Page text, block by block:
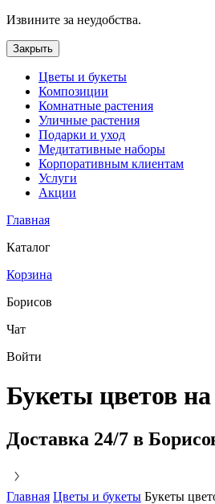
Извините за неудобства.
Закрыть
Цветы и букеты
Композиции
Комнатные растения
Уличные растения
Подарки и уход
Медитативные наборы
Корпоративным клиентам
Услуги
Акции
Главная
Каталог
Корзина
Борисов
Чат
Войти
Букеты цветов
Доставка 24/7 в
Главная Цветы и букеты Букеты